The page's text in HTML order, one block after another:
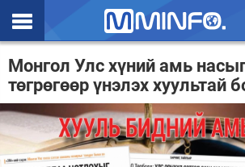
Эхлэл
Цаг агаар
Валют ханш
Улс төр
Монгол Улс хүний амь
төгрөгөөр үнэлэх хуультай